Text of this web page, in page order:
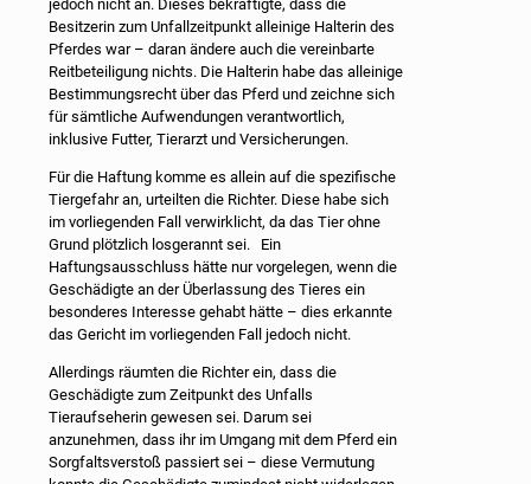
jedoch nicht an. Dieses bekräftigte, dass die
Besitzerin zum Unfallzeitpunkt alleinige Halterin des
Pferdes war – daran ändere auch die vereinbarte
Reitbeteiligung nichts. Die Halterin habe das alleinige
Bestimmungsrecht über das Pferd und zeichne sich
für sämtliche Aufwendungen verantwortlich,
inklusive Futter, Tierarzt und Versicherungen.
Für die Haftung komme es allein auf die spezifische
Tiergefahr an, urteilten die Richter. Diese habe sich
im vorliegenden Fall verwirklicht, da das Tier ohne
Grund plötzlich losgerannt sei. Ein
Haftungsausschluss hätte nur vorgelegen, wenn die
Geschädigte an der Überlassung des Tieres ein
besonderes Interesse gehabt hätte – dies erkannte
das Gericht im vorliegenden Fall jedoch nicht.
Allerdings räumten die Richter ein, dass die
Geschädigte zum Zeitpunkt des Unfalls
Tieraufseherin gewesen sei. Darum sei
anzunehmen, dass ihr im Umgang mit dem Pferd ein
Sorgfaltsverstoß passiert sei – diese Vermutung